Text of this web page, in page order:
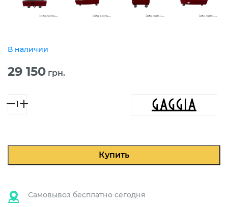
В наличии
29 150 грн.
Количество
товара
1
Купить
Самовывоз бесплатно сегодня